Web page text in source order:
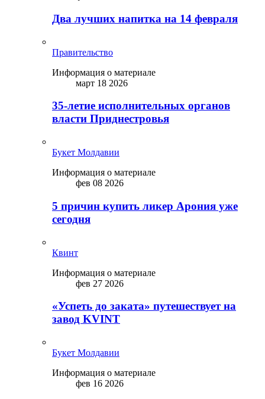
Два лучших напитка на 14 февраля
Правительство
Информация о материале
март 18 2026
35-летие исполнительных органов
власти Приднестровья
Букет Молдавии
Информация о материале
фев 08 2026
5 причин купить ликep Арония уже
сегодня
Квинт
Информация о материале
фев 27 2026
«Успеть до заката» путешествует на
завод KVINT
Букет Молдавии
Информация о материале
фев 16 2026